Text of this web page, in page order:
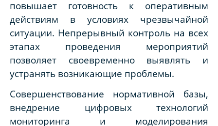
повышает готовность к оперативным
действиям в условиях чрезвычайной
ситуации. Непрерывный контроль на всех
этапах проведения мероприятий
позволяет своевременно выявлять и
устранять возникающие проблемы.
Совершенствование нормативной базы,
внедрение цифровых технологий
мониторинга и моделирования